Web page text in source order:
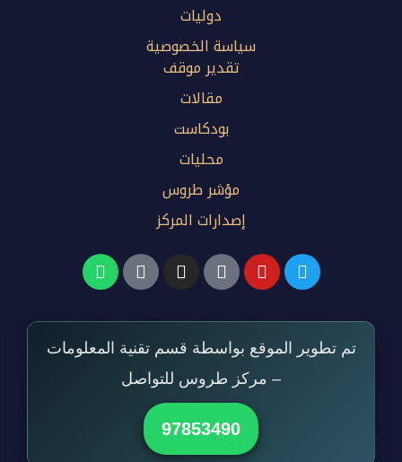
دوليات
سياسة الخصوصية
تقدير موقف
مقالات
بودكاست
محليات
مؤشر طروس
إصدارات المركز
تم تطوير الموقع بواسطة قسم تقنية المعلومات
– مركز طروس للتواصل
97853490